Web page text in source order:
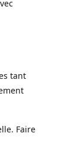
tant
Faire